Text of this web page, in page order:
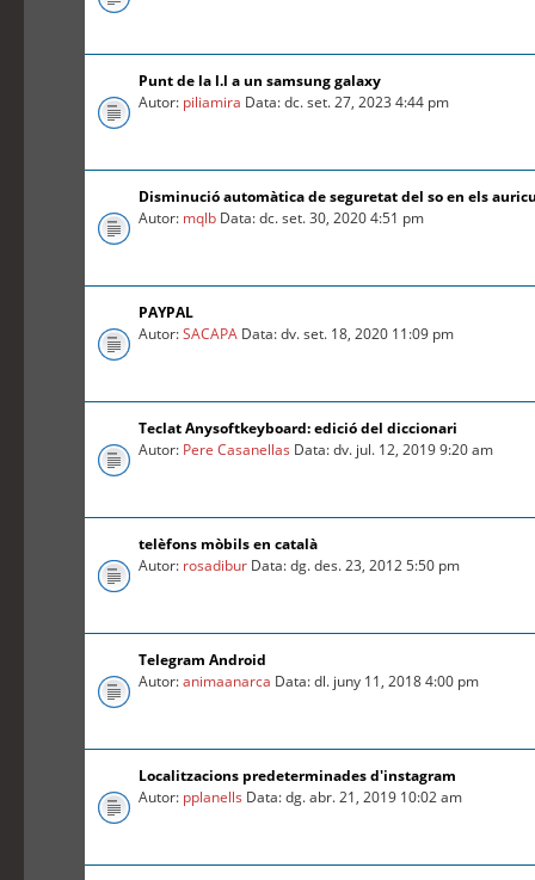
Punt de la l.l a un samsung galaxy
Autor: piliamira Data: dc. set. 27, 2023 4:44 pm
Disminució automàtica de seguretat del so en els
Autor: mqlb Data: dc. set. 30, 2020 4:51 pm
PAYPAL
Autor:SACAPA Data: dv. set. 18, 2020 11:09 pm
Teclat Anysoftkeyboard: edició del diccionari
Autor: Pere Casanellas Data: dv. jul. 12, 2019 9:20 am
telèfons mòbils en català
Autor: rosadibur Data: dg. des. 23, 2012 5:50 pm
Telegram Android
Autor:animaanarca Data: dl. juny 11, 2018 4:00 pm
Localitzacions predeterminades d'instagram
Autor: pplanells Data: dg. abr. 21, 2019 10:02 am